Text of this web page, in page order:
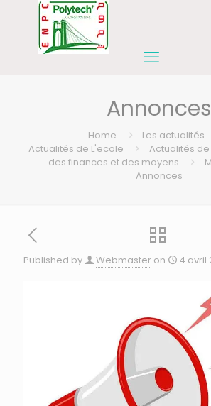
Annonces
Home
Les actualités
Actualités de L'ecole
Actualités
des finances et des moyens
Annonces
Published by Webmaster on 4 avril